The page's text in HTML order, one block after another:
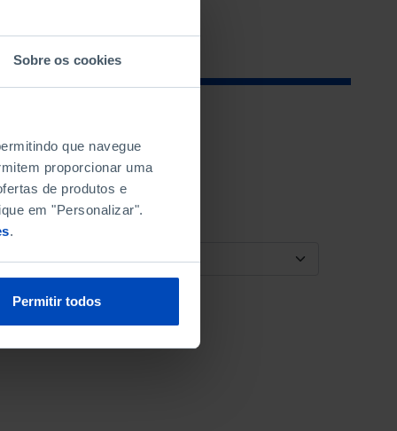
Sobre os cookies
que navegue
proporcionar uma
de produtos e
em "Personalizar".
.
Permitir todos
ORDENAR POR